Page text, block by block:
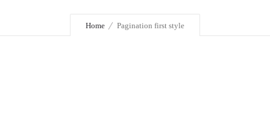
Home Pagination first style